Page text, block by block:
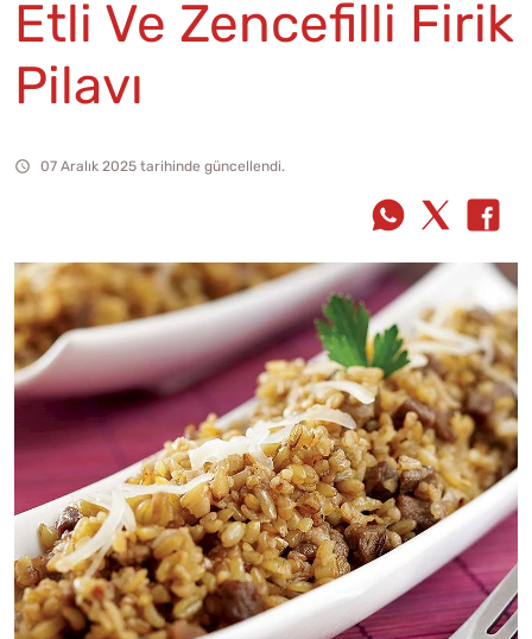
Etli Ve Zencefilli Firik
Pilavı
07 Aralık 2025 tarihinde güncellendi.